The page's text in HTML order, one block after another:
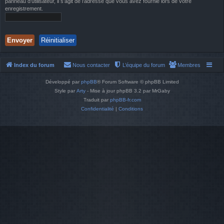
enregistrement.
Index du forum Membres
L’équipe du forum
Nous contacter
Développé par phpBB® Forum Software © phpBB Limited
Style par Arty- Mise à jour phpBB 3.2 par MrGaby
Traduit par phpBB-fr.com
Confidentialité | Conditions